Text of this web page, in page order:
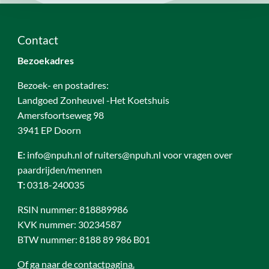
Contact
Bezoekadres
Bezoek- en postadres:
Landgoed Zonheuvel -Het Koetshuis
Amersfoortseweg 98
3941 EP Doorn
E:info@npuh.nl of ruiters@npuh.nl voor vragen over
paardrijden/mennen
T:0318-240035
RSIN nummer: 818889986
KVK nummer: 30234587
BTW nummer: 8188 89 986 B01
Of ga naar de contactpagina.